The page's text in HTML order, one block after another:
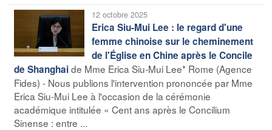
12 octobre 2025
Erica Siu-Mui Lee : le regard d'une
femme chinoise sur le cheminement
de l'Église en Chine après le Concile
de Shanghaide Mme Erica Siu-Mui Lee* Rome (Agence
Fides) - Nous publions l'intervention prononcée par Mme
Erica Siu-Mui Lee à l'occasion de la cérémonie
académique intitulée « Cent ans après le Concilium
Sinense : entre ...